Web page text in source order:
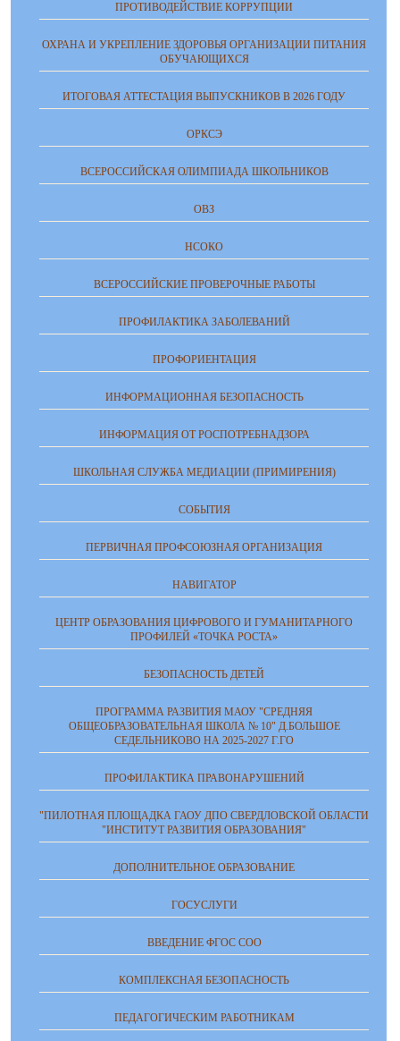
ПРОТИВОДЕЙСТВИЕ КОРРУПЦИИ
ОХРАНА И УКРЕПЛЕНИЕ ЗДОРОВЬЯ ОРГАНИЗАЦИИ ПИТАНИЯ
ОБУЧАЮЩИХСЯ
ИТОГОВАЯ АТТЕСТАЦИЯ ВЫПУСКНИКОВ В 2026 ГОДУ
ОРКСЭ
ВСЕРОССИЙСКАЯ ОЛИМПИАДА ШКОЛЬНИКОВ
ОВЗ
НСОКО
ВСЕРОССИЙСКИЕ ПРОВЕРОЧНЫЕ РАБОТЫ
ПРОФИЛАКТИКА ЗАБОЛЕВАНИЙ
ПРОФОРИЕНТАЦИЯ
ИНФОРМАЦИОННАЯ БЕЗОПАСНОСТЬ
ИНФОРМАЦИЯ ОТ РОСПОТРЕБНАДЗОРА
ШКОЛЬНАЯ СЛУЖБА МЕДИАЦИИ (ПРИМИРЕНИЯ)
СОБЫТИЯ
ПЕРВИЧНАЯ ПРОФСОЮЗНАЯ ОРГАНИЗАЦИЯ
НАВИГАТОР
ЦЕНТР ОБРАЗОВАНИЯ ЦИФРОВОГО И ГУМАНИТАРНОГО
ПРОФИЛЕЙ «ТОЧКА РОСТА»
БЕЗОПАСНОСТЬ ДЕТЕЙ
ПРОГРАММА РАЗВИТИЯ МАОУ "СРЕДНЯЯ
ОБЩЕОБРАЗОВАТЕЛЬНАЯ ШКОЛА № 10" Д.БОЛЬШОЕ
СЕДЕЛЬНИКОВО НА 2025-2027 Г.ГО
ПРОФИЛАКТИКА ПРАВОНАРУШЕНИЙ
"ПИЛОТНАЯ ПЛОЩАДКА ГАОУ ДПО СВЕРДЛОВСКОЙ ОБЛАСТИ
"ИНСТИТУТ РАЗВИТИЯ ОБРАЗОВАНИЯ"
ДОПОЛНИТЕЛЬНОЕ ОБРАЗОВАНИЕ
ГОСУСЛУГИ
ВВЕДЕНИЕ ФГОС СОО
КОМПЛЕКСНАЯ БЕЗОПАСНОСТЬ
ПЕДАГОГИЧЕСКИМ РАБОТНИКАМ